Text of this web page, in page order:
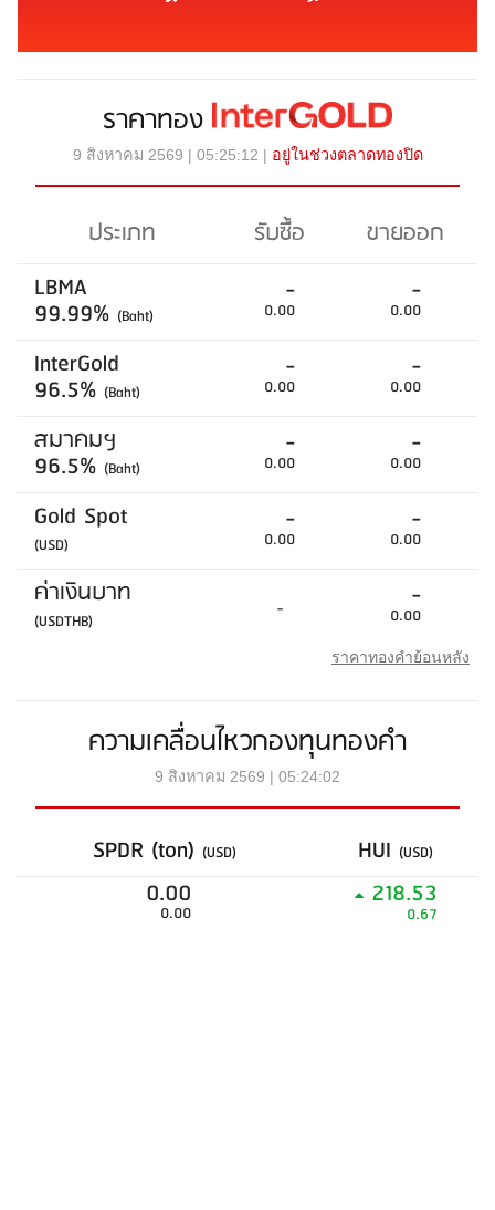
ราคาทอง
9 สิงหาคม 2569 | 05:25:12 | อยู่ในช่วงตลาดทองปิด
ประเภท รับซื้อ
ขายออก
LBMA
99.99% (Baht)
-
0.00
-
0.00
InterGold
96.5% (Baht)
-
0.00
-
0.00
สมาคมฯ
96.5% (Baht)
-
0.00
-
0.00
Gold Spot
(USD)
-
0.00
-
0.00
ค่าเงินบาท
(USDTHB) - -
0.00
ราคาทองคำย้อนหลัง
ความเคลื่อนไหวกองทุนทองคำ
9 สิงหาคม 2569 | 05:24:02
SPDR (ton) (USD) HUI (USD)
0.00
0.00
218.53
0.67